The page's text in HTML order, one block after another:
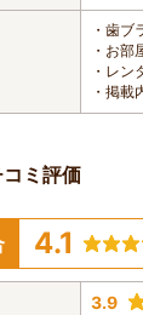
・歯ブ
・お部
・レン
・掲載
ミ評価
4.1
3.9